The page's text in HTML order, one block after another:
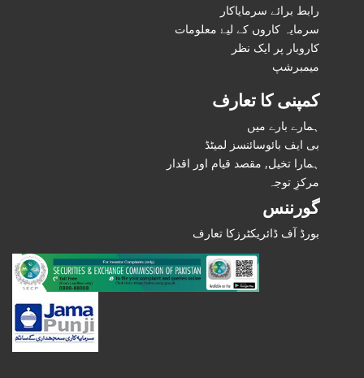
رابط برائے سرمایاکار
سرمایہ کاروں کے لیۓ معلومات
کاروبار پر ایک نظر
میمبرشپ
کمپنی کا تعارف
ہمارے بارے میں
بی ایف بائوسائنسز لمیٹڈ
ہمارا تخیل, مقصد قیام اور اقدار
مرکزِ توجہ
گورننس
بورڈ آف ڈائریکٹرزکا تعارف